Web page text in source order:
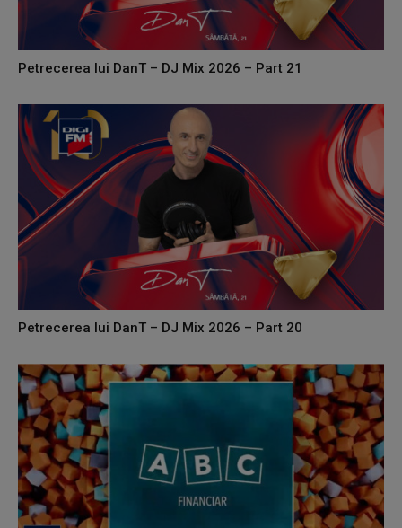
Petrecerea lui DanT – DJ Mix 2026 – Part 21
Petrecerea lui DanT – DJ Mix 2026 – Part 20